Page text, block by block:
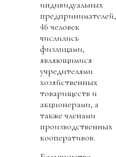
индивидуальных
предпринимателей,
46 человек
числились
физлицами,
являющимися
учредителями
хозяйственных
товариществ и
акционерами, а
также членами
производственных
кооперативов.